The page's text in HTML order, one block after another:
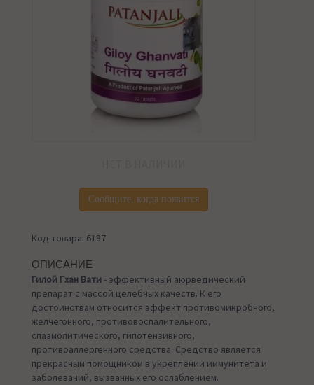
Сообщите, когда появится
Код товара: 6187
ОПИСАНИЕ
Гилой Гхан Вати - эффективный аюрведический
препарат с массой целебных качеств. К его
достоинствам относится эффект противомикробного,
желчегонного, противовоспалительного,
спазмолитического, гипотензивного,
противоаллергенного средства. Средство является
прекрасным помощником в укреплении иммунитета и
заболеваний, вызванных его ослаблением.